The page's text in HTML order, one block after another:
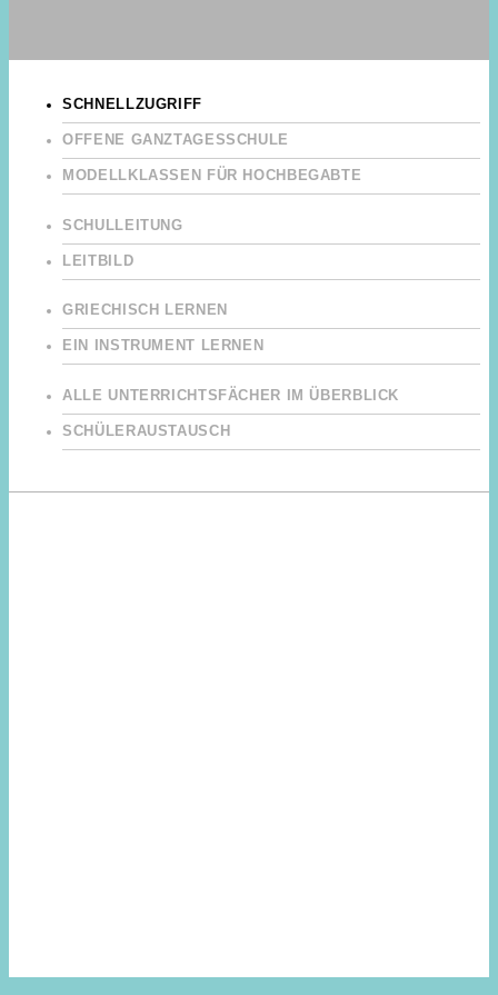
SCHNELLZUGRIFF
OFFENE GANZTAGESSCHULE
MODELLKLASSEN FÜR HOCHBEGABTE
SCHULLEITUNG
LEITBILD
GRIECHISCH LERNEN
EIN INSTRUMENT LERNEN
ALLE UNTERRICHTSFÄCHER IM ÜBERBLICK
SCHÜLERAUSTAUSCH